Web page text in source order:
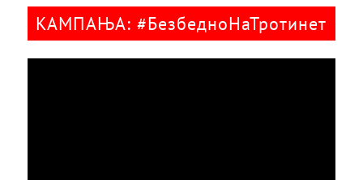
КАМПАЊА: #БезбедноНаТротинет